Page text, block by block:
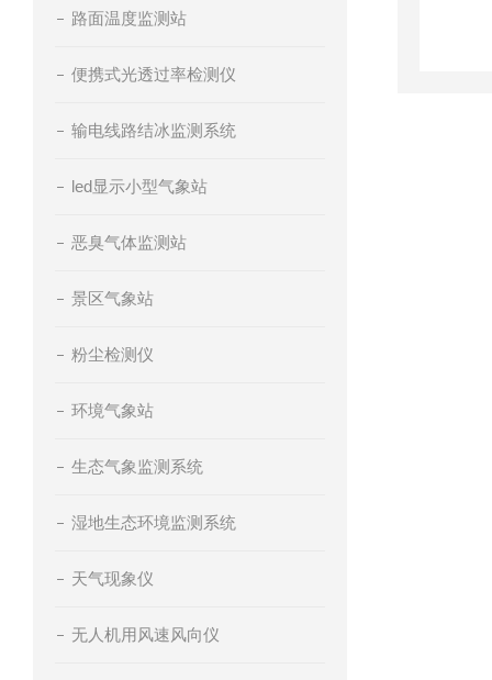
路面温度监测站
便携式光透过率检测仪
输电线路结冰监测系统
led显示小型气象站
恶臭气体监测站
景区气象站
粉尘检测仪
环境气象站
生态气象监测系统
湿地生态环境监测系统
天气现象仪
无人机用风速风向仪